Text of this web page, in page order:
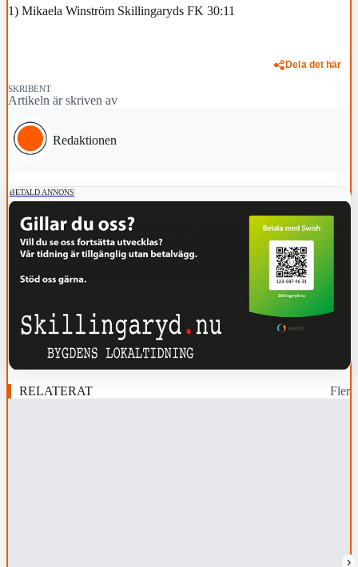
1) Mikaela Winström Skillingaryds FK 30:11
Dela det här
SKRIBENT
Artikeln är skriven av
Redaktionen
BETALD ANNONS
RELATERAT Fler
›